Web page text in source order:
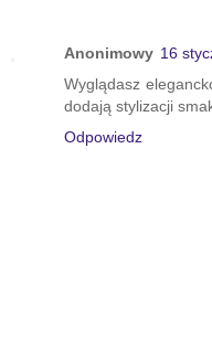
Anonimowy 16
Wyglądasz
dodają stylizacji
Odpowiedz